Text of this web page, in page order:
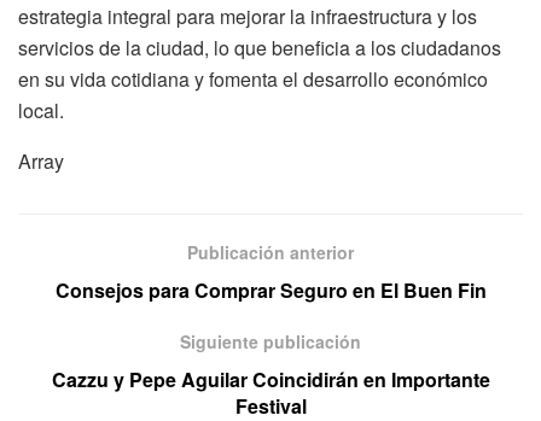
estrategia integral para mejorar la infraestructura y los
servicios de la ciudad, lo que beneficia a los ciudadanos
en su vida cotidiana y fomenta el desarrollo económico
local.
Array
Publicación anterior
Consejos para Comprar Seguro en El Buen Fin
Siguiente publicación
Cazzu y Pepe Aguilar Coincidirán en Importante
Festival